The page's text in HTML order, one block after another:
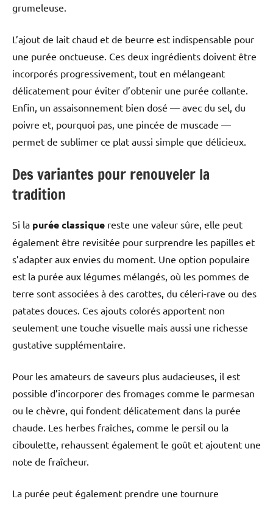
grumeleuse.
L’ajout de lait chaud et de beurre est indispensable pour
une purée onctueuse. Ces deux ingrédients doivent être
incorporés progressivement, tout en mélangeant
délicatement pour éviter d’obtenir une purée collante.
Enfin, un assaisonnement bien dosé — avec du sel, du
poivre et, pourquoi pas, une pincée de muscade —
permet de sublimer ce plat aussi simple que délicieux.
Des variantes pour renouveler la
tradition
Si la purée classique reste une valeur sûre, elle peut
également être revisitée pour surprendre les papilles et
s’adapter aux envies du moment. Une option populaire
est la purée aux légumes mélangés, où les pommes de
terre sont associées à des carottes, du céleri-rave ou des
patates douces. Ces ajouts colorés apportent non
seulement une touche visuelle mais aussi une richesse
gustative supplémentaire.
Pour les amateurs de saveurs plus audacieuses, il est
possible d’incorporer des fromages comme le parmesan
ou le chèvre, qui fondent délicatement dans la purée
chaude. Les herbes fraîches, comme le persil ou la
ciboulette, rehaussent également le goût et ajoutent une
note de fraîcheur.
La purée peut également prendre une tournure